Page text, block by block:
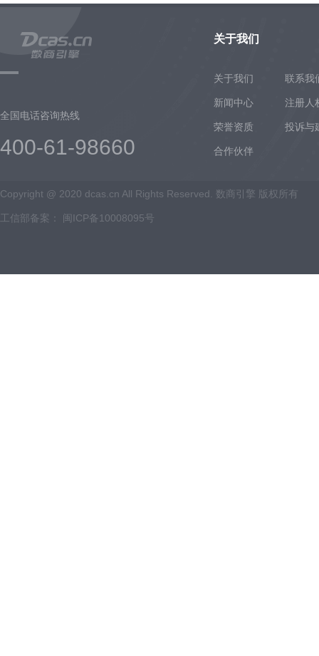
全国电话咨询热线
400-61-98660
关于我们
关于我们 联系我
新闻中心 注册人
荣誉资质 投诉与
合作伙伴
Copyright @ 2020 dcas.cn All Rights Reserved. 数商引擎 版权所有
工信部备案： 闽ICP备10008095号